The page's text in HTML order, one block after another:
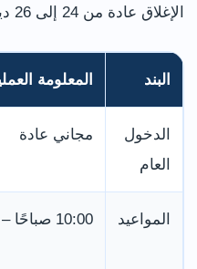
الإغلاق عادة من 24 إلى 26 ديسمبر.
البند المعلومة
الدخول
العام
مجاني عادة
المواعيد 10:00 صباحًا – 5:00 مساءً